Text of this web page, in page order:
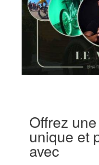
Offrez
unique et
avec